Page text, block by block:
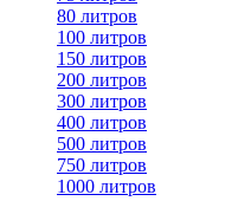
80 литров
100 литров
150 литров
200 литров
300 литров
400 литров
500 литров
750 литров
1000 литров